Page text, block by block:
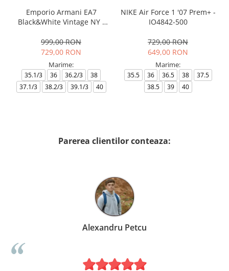
Emporio Armani EA7
Black&White Vintage NY -
999,00 RON
729,00 RON
Marime:
35.1/3 36 36.2/3
38
37.1/3
38.2/3 39.1/3 40
NIKE Air Force 1 '07 Prem+ -
IO4842-500
729,00 RON
649,00 RON
Marime:
35.5 36 36.5 38
37.5
38.5
39 40
Parerea clientilor conteaza:
Alexandru Petcu